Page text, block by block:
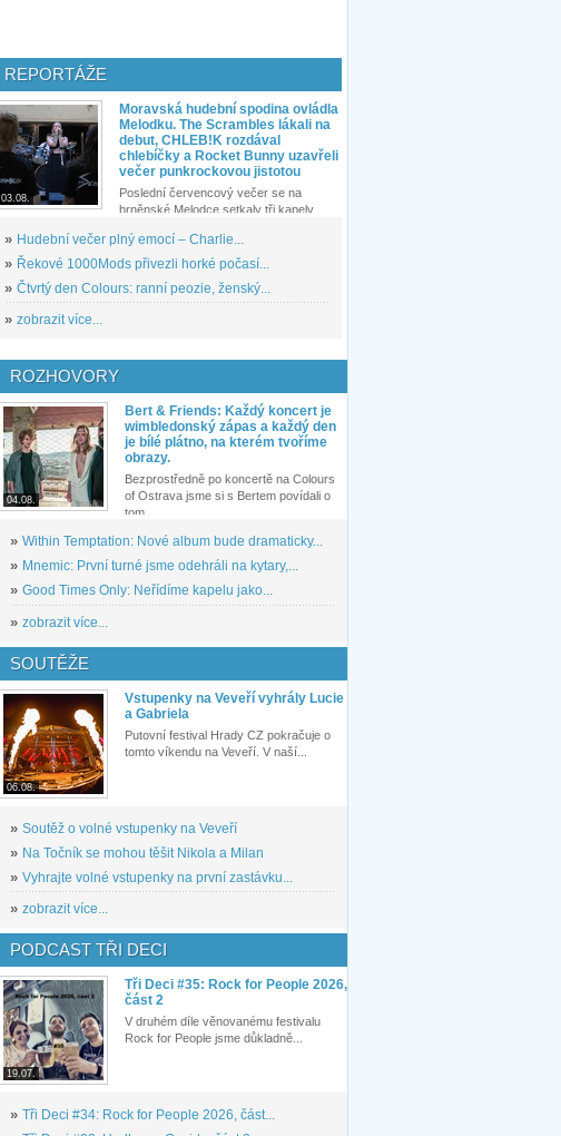
REPORTÁŽE
03.08.
Moravská hudební spodina ovládla
Melodku. The Scrambles lákali na
debut, CHLEB!K rozdával
chlebíčky a Rocket Bunny uzavřeli
večer punkrockovou jistotou
Poslední červencový večer se na
brněnské Melodce setkaly tři kapely...
» Hudební večer plný emocí – Charlie...
» Řekové 1000Mods přivezli horké počasí...
» Čtvrtý den Colours: ranní peozie, ženský...
» zobrazit více...
ROZHOVORY
04.08.
Bert & Friends: Každý koncert je
wimbledonský zápas a každý den
je bílé plátno, na kterém tvoříme
obrazy.
Bezprostředně po koncertě na Colours
of Ostrava jsme si s Bertem povídali o
tom,...
» Within Temptation: Nové album bude dramaticky...
» Mnemic: První turné jsme odehráli na kytary,...
» Good Times Only: Neřídíme kapelu jako...
» zobrazit více...
SOUTĚŽE
06.08.
Vstupenky na Veveří vyhrály Lucie
a Gabriela
Putovní festival Hrady CZ pokračuje o
tomto víkendu na Veveří. V naší...
» Soutěž o volné vstupenky na Veveří
» Na Točník se mohou těšit Nikola a Milan
» Vyhrajte volné vstupenky na první zastávku...
» zobrazit více...
PODCAST TŘI DECI
19.07.
Tři Deci #35: Rock for People 2026,
část 2
V druhém díle věnovanému festivalu
Rock for People jsme důkladně...
» Tři Deci #34: Rock for People 2026, část...